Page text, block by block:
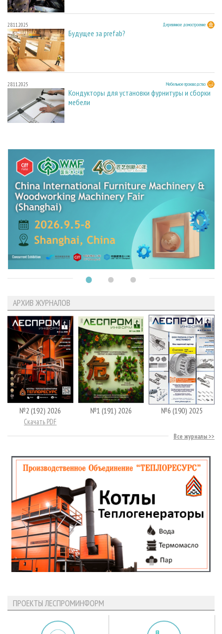
28.11.2025 Деревянное домостроение
Будущее за prefab?
28.11.2025 Мебельное производство
Кондукторы для установки фурнитуры и сборки
мебели
АРХИВ ЖУРНАЛОВ
№2 (192) 2026
Скачать PDF
№1 (191) 2026 №6 (190) 2025
Все журналы
ПРОЕКТЫ ЛЕСПРОМИНФОРМ